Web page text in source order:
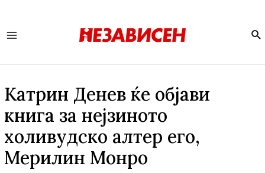
Катрин Денев ќе објави
книга за нејзиното
холивудско алтер его,
Мерилин Монро